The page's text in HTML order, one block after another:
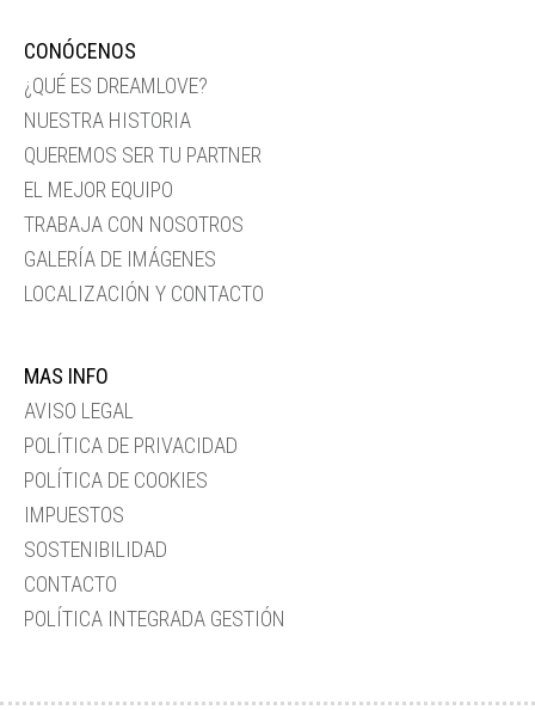
CONÓCENOS
¿QUÉ ES DREAMLOVE?
NUESTRA HISTORIA
QUEREMOS SER TU PARTNER
EL MEJOR EQUIPO
TRABAJA CON NOSOTROS
GALERÍA DE IMÁGENES
LOCALIZACIÓN Y CONTACTO
MAS INFO
AVISO LEGAL
POLÍTICA DE PRIVACIDAD
POLÍTICA DE COOKIES
IMPUESTOS
SOSTENIBILIDAD
CONTACTO
POLÍTICA INTEGRADA GESTIÓN